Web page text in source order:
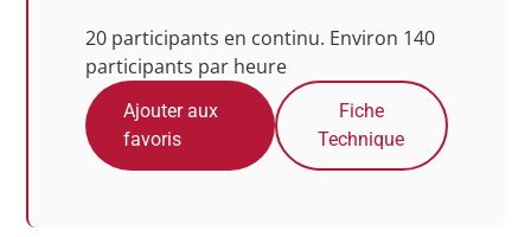
20 participants en continu. Environ 140
participants par heure
Ajouter aux
favoris
Fiche
Technique